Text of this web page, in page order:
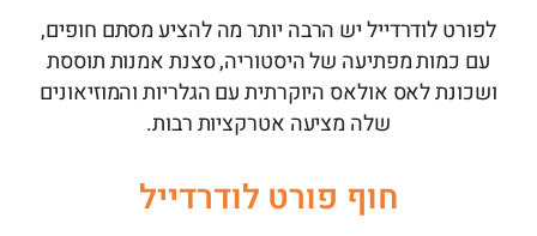
לפורט לודרדייל יש הרבה יותר מה להציע מסתם חופים,
עם כמות מפתיעה של היסטוריה, סצנת אמנות תוססת
ושכונת לאס אולאס היוקרתית עם הגלריות והמוזיאונים
שלה מציעה אטרקציות רבות.
חוף פורט לודרדייל